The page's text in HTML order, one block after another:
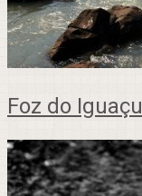
Foz do Iguaçu